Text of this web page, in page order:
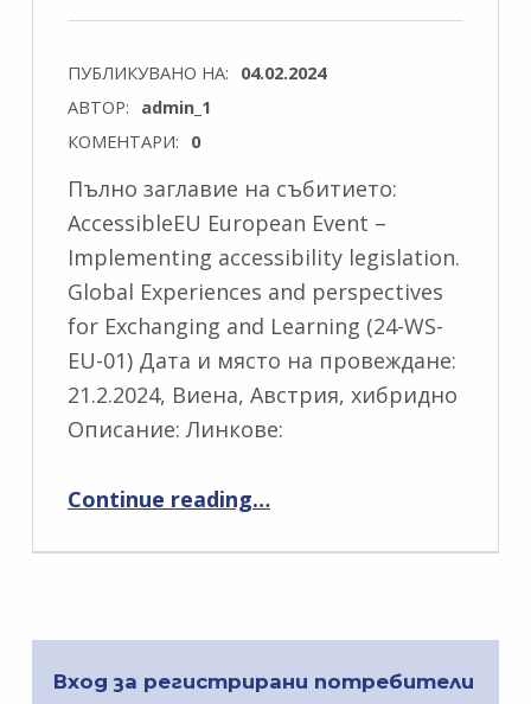
ПУБЛИКУВАНО НА: 04.02.2024
АВТОР: admin_1
КОМЕНТАРИ: 0
Пълно заглавие на събитието:
AccessibleEU European Event –
Implementing accessibility legislation.
Global Experiences and perspectives
for Exchanging and Learning (24-WS-
EU-01) Дата и място на провеждане:
21.2.2024, Виена, Австрия, хибридно
Описание: Линкове:
Continue reading“Европейско събитие за прилагане на законодателството за достъпност”
…
Вход за регистрирани потребители